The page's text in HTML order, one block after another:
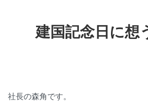
建国記念日に想
社長の森角です。